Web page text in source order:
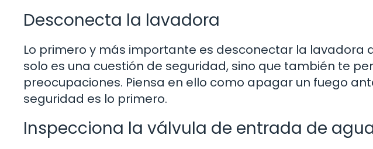
Desconecta la lavadora
Lo primero y más importante es desconectar la lavadora
solo es una cuestión de seguridad, sino que también te
preocupaciones. Piensa en ello como apagar un fuego
seguridad es lo primero.
Inspecciona la válvula de entrada de